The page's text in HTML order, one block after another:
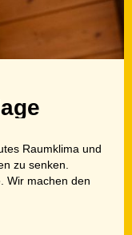
Raumklima und
zu senken.
Wir machen den